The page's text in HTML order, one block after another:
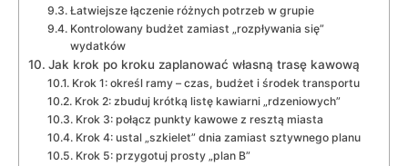
Łatwiejsze łączenie różnych potrzeb w grupie
Kontrolowany budżet zamiast „rozpływania się”
wydatków
Jak krok po kroku zaplanować własną trasę kawową
Krok 1: określ ramy – czas, budżet i środek transportu
Krok 2: zbuduj krótką listę kawiarni „rdzeniowych”
Krok 3: połącz punkty kawowe z resztą miasta
Krok 4: ustal „szkielet” dnia zamiast sztywnego planu
Krok 5: przygotuj prosty „plan B”